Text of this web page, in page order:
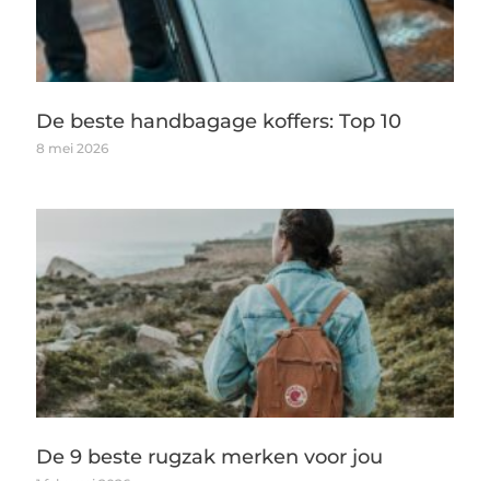
De beste handbagage koffers: Top 10
8 mei 2026
De 9 beste rugzak merken voor jou